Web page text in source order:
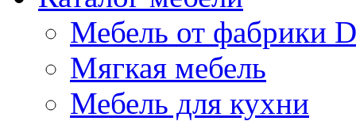
Мебель от фабрики
Мягкая мебель
Мебель для кухни